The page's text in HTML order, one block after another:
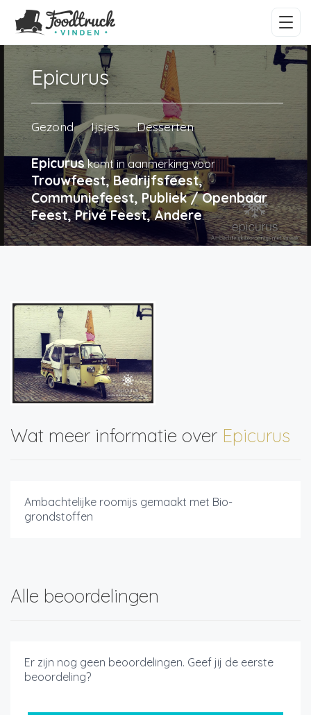
Epicurus
Gezond Ijsjes Desserten
Epicuruskomt in aanmerking voor
Trouwfeest, Bedrijfsfeest,
Communiefeest, Publiek / Openbaar
Feest, Privé Feest, Andere.
Wat meer informatie over Epicurus
Ambachtelijke roomijs gemaakt met Bio-
grondstoffen
Alle beoordelingen
Er zijn nog geen beoordelingen. Geef jij de eerste
beoordeling?